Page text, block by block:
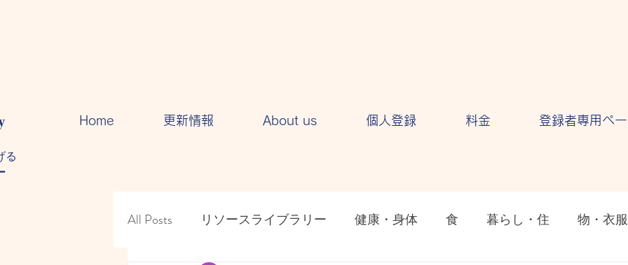
る​
Home 更新情報 About us 個人登録 料金 登録者専用ペ
All Posts リソースライブラリー 健康・身体 食 暮らし・住 物・衣